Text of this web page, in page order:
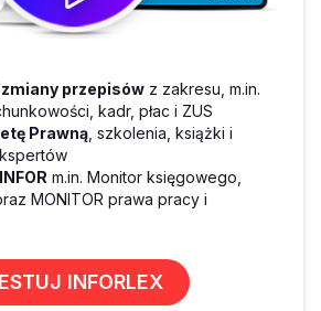
przepisów z zakresu, m.in.
kadr, płac i ZUS
Prawną , szkolenia, książki i
m.in. Monitor księgowego,
MONITOR prawa pracy i
INFORLEX